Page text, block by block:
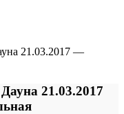
21.03.2017 —
21.03.2017